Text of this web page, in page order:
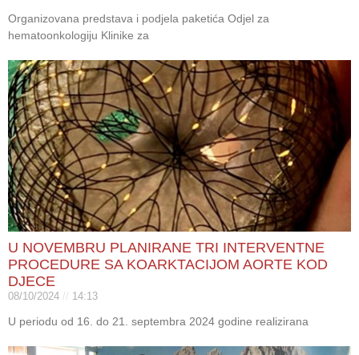
Organizovana predstava i podjela paketića Odjel za
hematoonkologiju Klinike za
U NOVEMBRU PLANIRANE TRI INTERVENTNE
PROCEDURE SA KOARKTACIJOM AORTE KOD
DJECE
08/10/2024 14:13
U periodu od 16. do 21. septembra 2024 godine realizirana